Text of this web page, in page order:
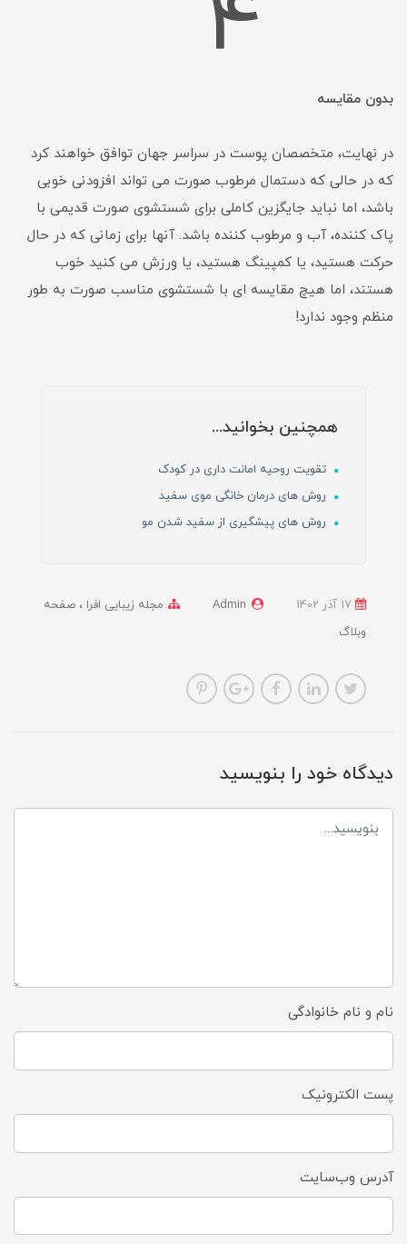
4
بدون مقایسه
در نهایت، متخصصان پوست در سراسر جهان توافق خواهند کرد
که در حالی که دستمال مرطوب صورت می تواند افزودنی خوبی
باشد، اما نباید جایگزین کاملی برای شستشوی صورت قدیمی با
پاک کننده، آب و مرطوب کننده باشد. آنها برای زمانی که در حال
حرکت هستید، یا کمپینگ هستید، یا ورزش می کنید خوب
هستند، اما هیچ مقایسه ای با شستشوی مناسب صورت به طور
منظم وجود ندارد!
همچنین بخوانید...
تقویت روحیه امانت داری در کودک
روش های درمان خانگی موی سفید
روش های پیشگیری از سفید شدن مو
Admin مجله زیبایی افرا
صفحه
وبلاگ
دیدگاه خود را بنویسید
نام و نام خانوادگی
پست الکترونیک
آدرس وب‌سایت